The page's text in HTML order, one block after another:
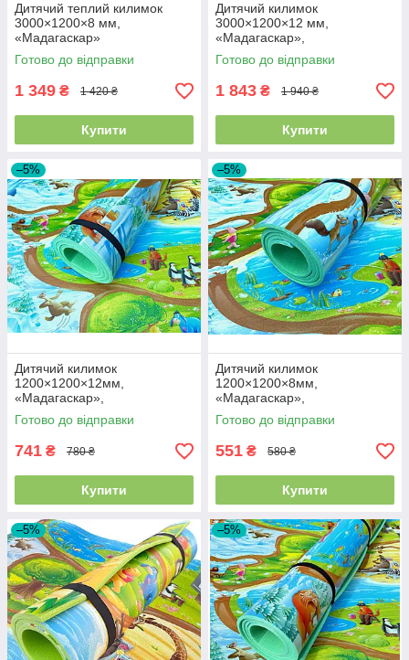
Дитячий теплий килимок
3000×1200×8 мм,
«Мадагаскар»
Готово до відправки
1 349 ₴ 1 420 ₴
Купити
Дитячий килимок
3000×1200×12 мм,
«Мадагаскар»,
теплоізоляційний,
розвивальний, ігровий
килимок
Готово до відправки
1 843 ₴ 1 940 ₴
Купити
–5%
Дитячий килимок
1200×1200×12мм,
«Мадагаскар»,
теплоізоляційний,
розвиваючий ігровий килимок
Готово до відправки
741 ₴ 780 ₴
Купити
–5%
Дитячий килимок
1200×1200×8мм,
«Мадагаскар»,
теплоізоляційний,
розвиваючий ігровий килимок
Готово до відправки
551 ₴ 580 ₴
Купити
–5% –5%